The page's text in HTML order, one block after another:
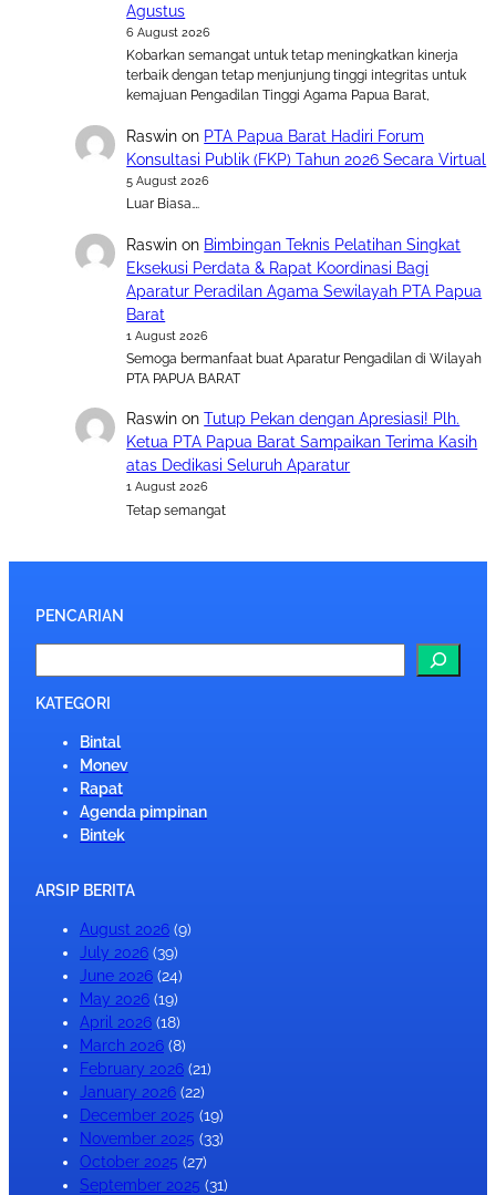
Agustus
6 August 2026
Kobarkan semangat untuk tetap meningkatkan kinerja
terbaik dengan tetap menjunjung tinggi integritas untuk
kemajuan Pengadilan Tinggi Agama Papua Barat,
Raswin on PTA Papua Barat Hadiri Forum
Konsultasi Publik (FKP) Tahun 2026 Secara Virtual
5 August 2026
Luar Biasa….
Raswin on Bimbingan Teknis Pelatihan Singkat
Eksekusi Perdata & Rapat Koordinasi Bagi
Aparatur Peradilan Agama Sewilayah PTA Papua
Barat
1 August 2026
Semoga bermanfaat buat Aparatur Pengadilan di Wilayah
PTA PAPUA BARAT
Raswin onTutup Pekan dengan Apresiasi! Plh.
Ketua PTA Papua Barat Sampaikan Terima Kasih
atas Dedikasi Seluruh Aparatur
1 August 2026
Tetap semangat
PENCARIAN
e
aKATEGORI
Bintal
Monev
Rapat
Agenda pimpinan
Bintek
ARSIP BERITA
August 2026 (9)
July 2026 (39)
June 2026 (24)
May 2026 (19)
April 2026 (18)
March 2026 (8)
February 2026 (21)
January 2026 (22)
December 2025 (19)
November 2025 (33)
October 2025 (27)
September 2025 (31)